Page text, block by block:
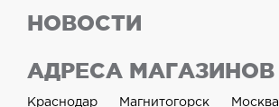
НОВОСТИ
АДРЕСА МАГАЗИНОВ
Краснодар Магнитогорск Москва